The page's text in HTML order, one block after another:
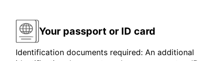
Your passport or ID card
Identification documents required: An additional